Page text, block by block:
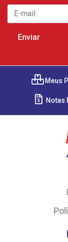
Meus
Notas